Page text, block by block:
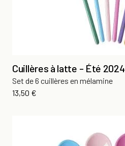
Cuillères à latte - Été 2024
Set de 6 cuillères en mélamine
Prix
13,50 €